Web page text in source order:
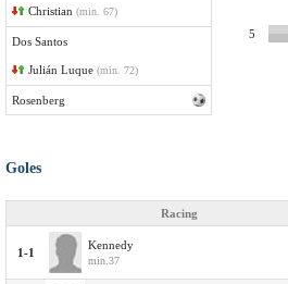
Christian (min. 67)
Dos Santos
Julián Luque (min. 72)
Rosenberg
5
Goles
Racing
1-1
Kennedy
min.37